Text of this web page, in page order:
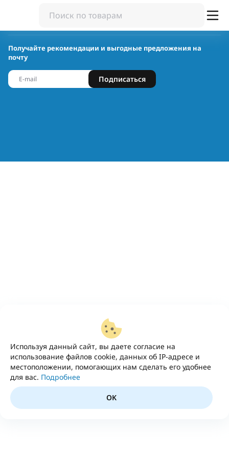
Используя данный сайт, вы даете согласие на
использование файлов cookie, данных об IP-адресе и
местоположении, помогающих нам сделать его удобнее
для вас. Подробнее
OK
Получайте рекомендации и выгодные предложения на
почту
Подписаться